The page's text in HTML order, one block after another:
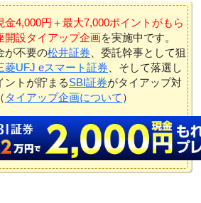
金4,000円＋最大7,000ポイントがもら
開設タイアップ企画を実施中です。
が不要の松井証券 、委託幹事として狙
菱UFJ eスマート証券 、そして落選し
ントが貯まるSBI証券がタイアップ対
タイアップ企画について ）